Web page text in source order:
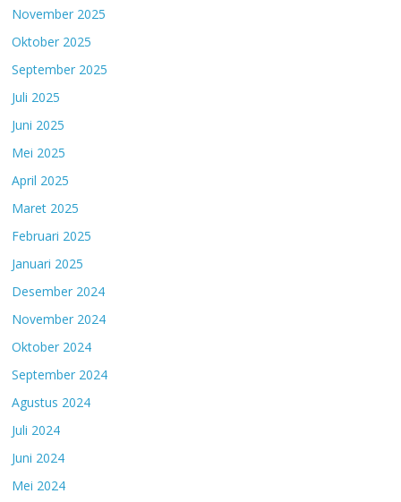
November 2025
Oktober 2025
September 2025
Juli 2025
Juni 2025
Mei 2025
April 2025
Maret 2025
Februari 2025
Januari 2025
Desember 2024
November 2024
Oktober 2024
September 2024
Agustus 2024
Juli 2024
Juni 2024
Mei 2024